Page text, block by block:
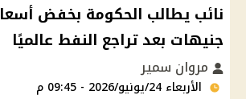
جنيهات بعد تراجع النفط عالميًا
مروان سمير
الأربعاء 24/يونيو/2026 - 09:45 م